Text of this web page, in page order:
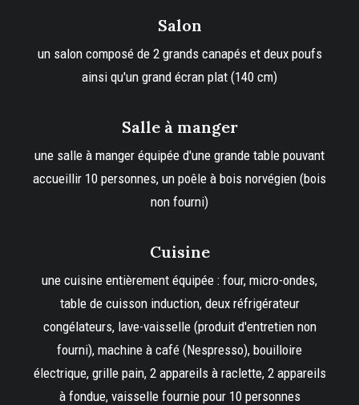
Salon
un salon composé de 2 grands canapés et deux poufs
ainsi qu'un grand écran plat (140 cm)
Salle à manger
une salle à manger équipée d'une grande table pouvant
accueillir 10 personnes, un poêle à bois norvégien (bois
non fourni)
Cuisine
une cuisine entièrement équipée : four, micro-ondes,
table de cuisson induction, deux réfrigérateur
congélateurs, lave-vaisselle (produit d'entretien non
fourni), machine à café (Nespresso), bouilloire
électrique, grille pain, 2 appareils à raclette, 2 appareils
à fondue, vaisselle fournie pour 10 personnes